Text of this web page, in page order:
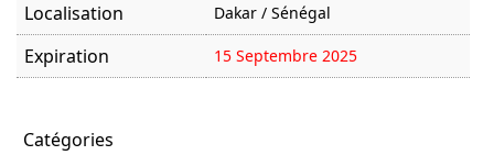
Localisation Dakar / Sénégal
Expiration 15 Septembre 2025
Catégories